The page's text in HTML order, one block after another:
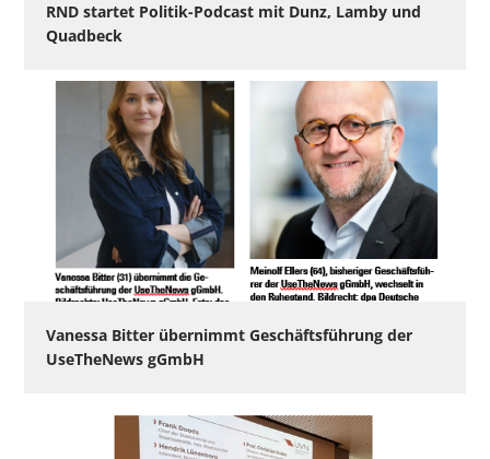
RND startet Politik-Podcast mit Dunz, Lamby und
Quadbeck
Vanessa Bitter übernimmt Geschäftsführung der
UseTheNews gGmbH